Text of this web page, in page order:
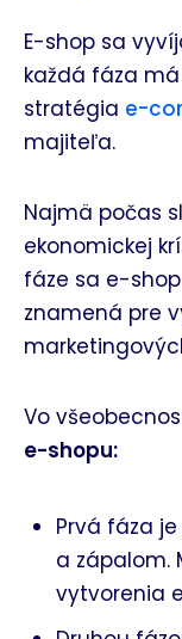
E-shop sa
každá fáza
stratégia e-
majiteľa.
Najmä počas
ekonomickej
fáze sa e-
znamená pre
Vo
e-shopu:
Prvá fáza
a zápalom.
vytvorenia